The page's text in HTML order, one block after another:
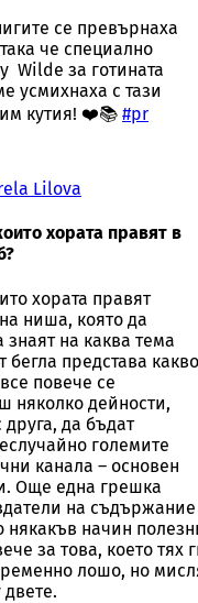
се превърнаха
че специално
Wilde за готината
усмихнаха с тази
им кутия! ❤️📚 #pr
Lilova
хората правят в
хората правят
ниша, която да
на каква тема
представа какво
повече се
няколко дейности,
да бъдат
големите
канала – основен
Още една грешка
на съдържание
някакъв начин
за това, което тях
лошо, но